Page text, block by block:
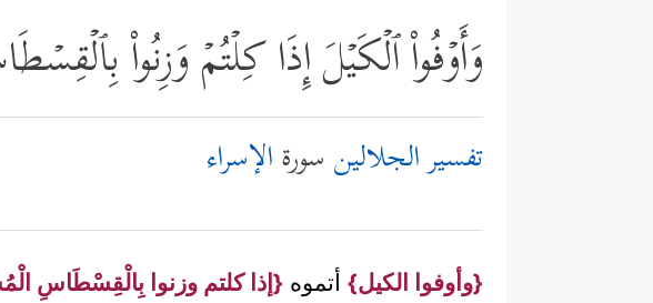
وَأَوۡفُواْ ٱلۡكَیۡلَ إِذَا كِلۡتُمۡ وَزِنُواْ
تفسير الجلالين سورةالإسراء
{وأوفوا الكيل} أتموه {إذا كلتم وزنوا بِالْقِسْطَاسِ